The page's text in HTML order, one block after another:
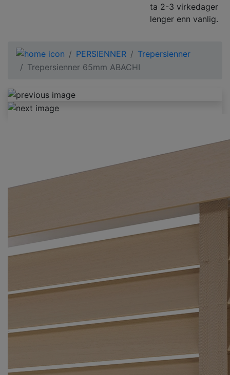
ta 2-3 virkedager
lenger enn vanlig.
PERSIENNER
Trepersienner
Trepersienner 65mm ABACHI